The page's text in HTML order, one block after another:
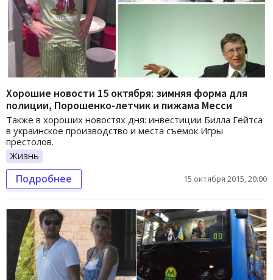
Хорошие новости 15 октября: зимняя форма для
полиции, Порошенко-летчик и пижама Месси
Также в хороших новостях дня: инвестиции Билла Гейтса
в украинское производство и места съемок Игры
престолов.
Жизнь
Подробнее 15 октября 2015, 20:00